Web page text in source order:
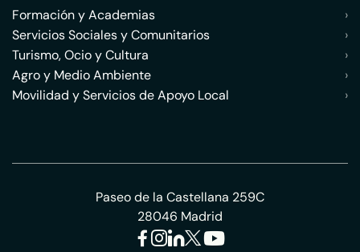
Formación y Academias
›
Servicios Sociales y Comunitarios
›
Turismo, Ocio y Cultura
›
Agro y Medio Ambiente
›
Movilidad y Servicios de Apoyo Local
›
Paseo de la Castellana 259C
28046 Madrid